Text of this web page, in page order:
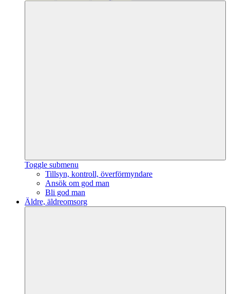
Toggle submenu
Tillsyn, kontroll, överförmyndare
Ansök om god man
Bli god man
Äldre, äldreomsorg